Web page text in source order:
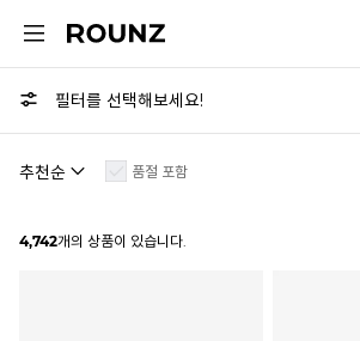
필터를 선택해보세요!
품절 포함
4,742개의 상품이 있습니다.